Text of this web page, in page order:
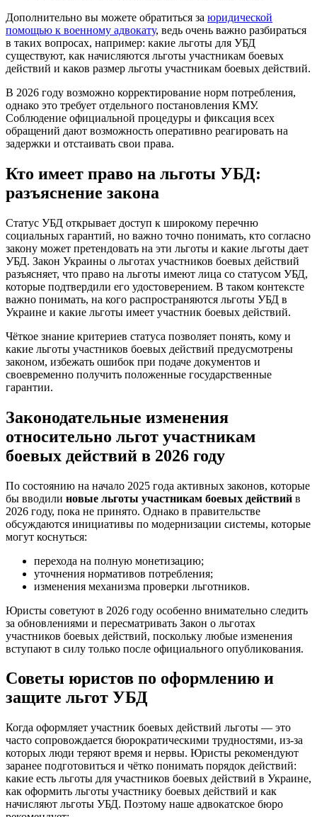
Дополнительно вы можете обратиться за юридической
помощью к военному адвокату, ведь очень важно разбираться
в таких вопросах, например: какие льготы для УБД
существуют, как начисляются льготы участникам боевых
действий и каков размер льготы участникам боевых действий.
В 2026 году возможно корректирование норм потребления,
однако это требует отдельного постановления КМУ.
Соблюдение официальной процедуры и фиксация всех
обращений дают возможность оперативно реагировать на
задержки и отстаивать свои права.
Кто имеет право на льготы УБД:
разъяснение закона
Статус УБД открывает доступ к широкому перечню
социальных гарантий, но важно точно понимать, кто согласно
закону может претендовать на эти льготы и какие льготы дает
УБД. Закон Украины о льготах участников боевых действий
разъясняет, что право на льготы имеют лица со статусом УБД,
которые подтвердили его удостоверением. В таком контексте
важно понимать, на кого распространяются льготы УБД в
Украине и какие льготы имеет участник боевых действий.
Чёткое знание критериев статуса позволяет понять, кому и
какие льготы участников боевых действий предусмотрены
законом, избежать ошибок при подаче документов и
своевременно получить положенные государственные
гарантии.
Законодательные изменения
относительно льгот участникам
боевых действий в 2026 году
По состоянию на начало 2025 года активных законов, которые
бы вводили новые льготы участникам боевых действий в
2026 году, пока не принято. Однако в правительстве
обсуждаются инициативы по модернизации системы, которые
могут коснуться:
перехода на полную монетизацию;
уточнения нормативов потребления;
изменения механизма проверки льготников.
Юристы советуют в 2026 году особенно внимательно следить
за обновлениями и пересматривать Закон о льготах
участников боевых действий, поскольку любые изменения
вступают в силу только после официального опубликования.
Советы юристов по оформлению и
защите льгот УБД
Когда оформляет участник боевых действий льготы — это
часто сопровождается бюрократическими трудностями, из-за
которых люди теряют время и нервы. Юристы рекомендуют
заранее подготовиться и чётко понимать порядок действий:
какие есть льготы для участников боевых действий в Украине,
как оформить льготы участнику боевых действий и как
начисляют льготы УБД. Поэтому наше адвокатское бюро